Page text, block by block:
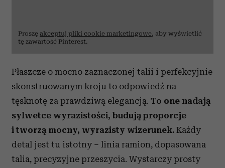
Proszę akceptuj pliki cookie marketingowe, aby wyświetlić
tę zawartość Pinterest.
Płaszcze o mocno zaznaczonej talii i perfekcyjnie
skonstruowanym kroju to odpowiedź na
tęsknotę za prawdziwą elegancją. To one nadają
sylwetce wyrazistości, budują proporcje
i tworzą mocny, wyrazisty wizerunek. Każdy
detal jest tu istotny – linia ramion, dopasowana
talia, precyzyjne przeszycia. Wystarczy prosty